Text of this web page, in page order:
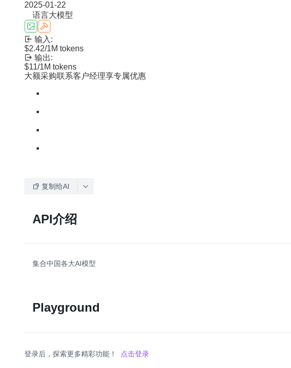
2025-01-22
语言大模型
输入:
$2.42/1M tokens
输出:
$11/1M tokens
大额采购联系客户经理享专属优惠
复制给AI
API介绍
集合中国各大AI模型
Playground
登录后，探索更多精彩功能！ 点击登录